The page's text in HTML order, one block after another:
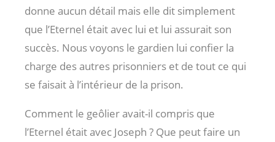
donne aucun détail mais elle dit simplement
que l’Eternel était avec lui et lui assurait son
succès. Nous voyons le gardien lui confier la
charge des autres prisonniers et de tout ce qui
se faisait à l’intérieur de la prison.
Comment le geôlier avait-il compris que
l’Eternel était avec Joseph ? Que peut faire un